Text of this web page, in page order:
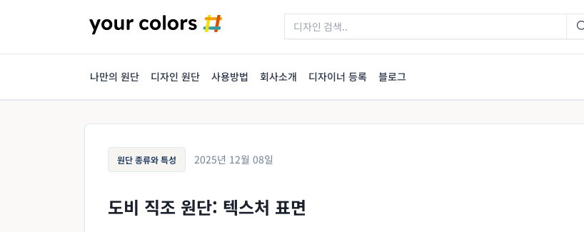
나만의 원단 디자인 원단 사용방법 회사소개 디자이너 등록 블로그
원단 종류와 특성 2025년 12월 08일
도비 직조 원단: 텍스처 표면